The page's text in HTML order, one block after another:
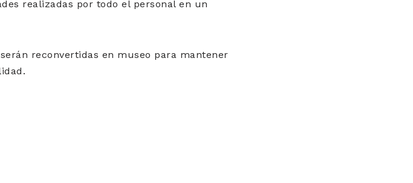
realizadas por todo el personal en un
reconvertidas en museo para mantener